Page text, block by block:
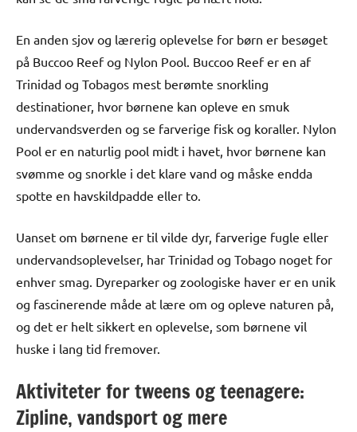
En anden sjov og lærerig oplevelse for børn er besøget
på Buccoo Reef og Nylon Pool. Buccoo Reef er en af ​​
Trinidad og Tobagos mest berømte snorkling
destinationer, hvor børnene kan opleve en smuk
undervandsverden og se farverige fisk og koraller. Nylon
Pool er en naturlig pool midt i havet, hvor børnene kan
svømme og snorkle i det klare vand og måske endda
spotte en havskildpadde eller to.
Uanset om børnene er til vilde dyr, farverige fugle eller
undervandsoplevelser, har Trinidad og Tobago noget for
enhver smag. Dyreparker og zoologiske haver er en unik
og fascinerende måde at lære om og opleve naturen på,
og det er helt sikkert en oplevelse, som børnene vil
huske i lang tid fremover.
Aktiviteter for tweens og teenagere:
Zipline, vandsport og mere